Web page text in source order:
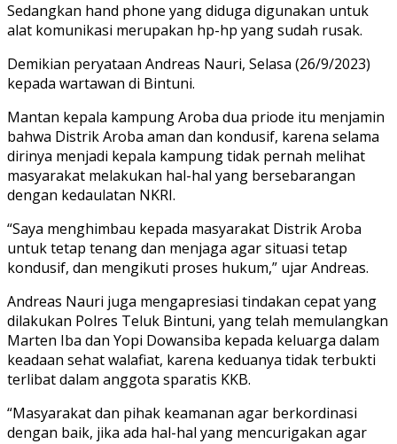
Sedangkan hand phone yang diduga digunakan untuk
alat komunikasi merupakan hp-hp yang sudah rusak.
Demikian peryataan Andreas Nauri, Selasa (26/9/2023)
kepada wartawan di Bintuni.
Mantan kepala kampung Aroba dua priode itu menjamin
bahwa Distrik Aroba aman dan kondusif, karena selama
dirinya menjadi kepala kampung tidak pernah melihat
masyarakat melakukan hal-hal yang bersebarangan
dengan kedaulatan NKRI.
“Saya menghimbau kepada masyarakat Distrik Aroba
untuk tetap tenang dan menjaga agar situasi tetap
kondusif, dan mengikuti proses hukum,” ujar Andreas.
Andreas Nauri juga mengapresiasi tindakan cepat yang
dilakukan Polres Teluk Bintuni, yang telah memulangkan
Marten Iba dan Yopi Dowansiba kepada keluarga dalam
keadaan sehat walafiat, karena keduanya tidak terbukti
terlibat dalam anggota sparatis KKB.
“Masyarakat dan pihak keamanan agar berkordinasi
dengan baik, jika ada hal-hal yang mencurigakan agar